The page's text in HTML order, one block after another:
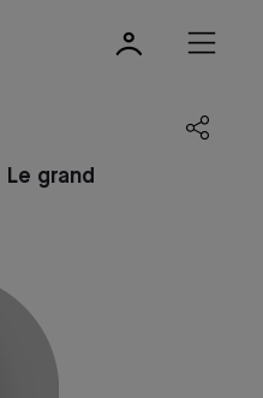
grand